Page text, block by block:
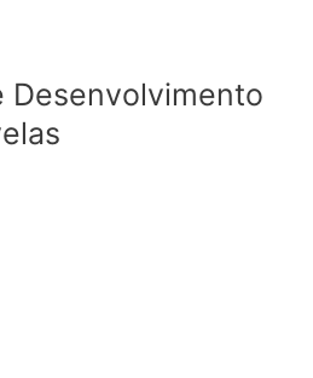
Desenvolvimento